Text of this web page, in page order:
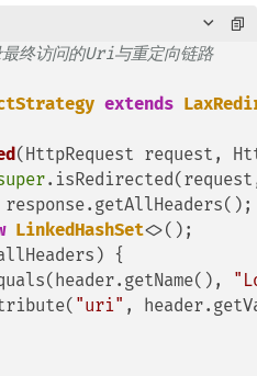
访问的Uri与重定向链路
extends
(HttpRequest request,
LinkedHashSet<>();
{
"uri" ,